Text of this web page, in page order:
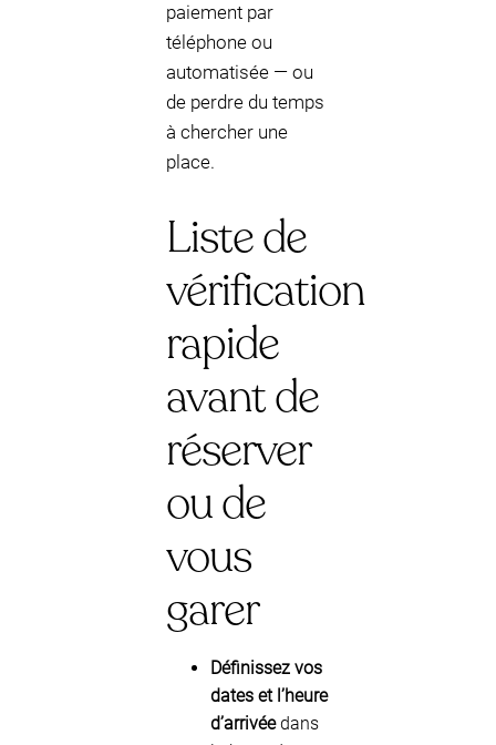
paiement par
téléphone ou
automatisée — ou
de perdre du temps
à chercher une
place.
Liste de
vérification
rapide
avant de
réserver
ou de
vous
garer
Définissez vos
dates et l’heure
d’arrivéedans